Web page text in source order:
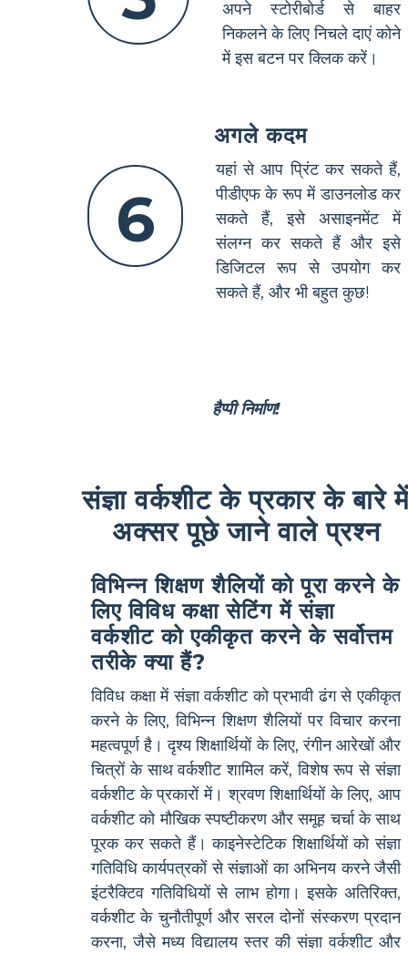
अपने स्टोरीबोर्ड से बाहर
निकलने के लिए निचले दाएं कोने
में इस बटन पर क्लिक करें।
6
अगले कदम
यहां से आप प्रिंट कर सकते हैं,
पीडीएफ के रूप में डाउनलोड कर
सकते हैं, इसे असाइनमेंट में
संलग्न कर सकते हैं और इसे
डिजिटल रूप से उपयोग कर
सकते हैं, और भी बहुत कुछ!
हैप्पी निर्माण!
संज्ञा वर्कशीट के प्रकार के बारे
अक्सर पूछे जाने वाले प्रश्न
विभिन्न शिक्षण शैलियों को पूरा करने के
लिए विविध कक्षा सेटिंग में संज्ञा
वर्कशीट को एकीकृत करने के सर्वोत्तम
तरीके क्या हैं?
विविध कक्षा में संज्ञा वर्कशीट को प्रभावी ढंग से एकीकृत
करने के लिए, विभिन्न शिक्षण शैलियों पर विचार करना
महत्वपूर्ण है। दृश्य शिक्षार्थियों के लिए, रंगीन आरेखों और
चित्रों के साथ वर्कशीट शामिल करें, विशेष रूप से संज्ञा
वर्कशीट के प्रकारों में। श्रवण शिक्षार्थियों के लिए, आप
वर्कशीट को मौखिक स्पष्टीकरण और समूह चर्चा के साथ
पूरक कर सकते हैं। काइनेस्टेटिक शिक्षार्थियों को संज्ञा
गतिविधि कार्यपत्रकों से संज्ञाओं का अभिनय करने जैसी
इंटरैक्टिव गतिविधियों से लाभ होगा। इसके अतिरिक्त,
वर्कशीट के चुनौतीपूर्ण और सरल दोनों संस्करण प्रदान
करना, जैसे मध्य विद्यालय स्तर की संज्ञा वर्कशीट और